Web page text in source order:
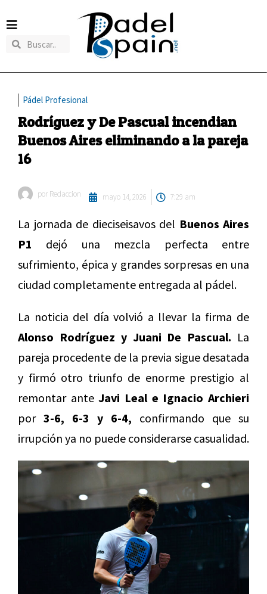
Pádel Profesional
Rodríguez y De Pascual incendian
Buenos Aires eliminando a la pareja
16
por Redaccion mayo 14, 2026 7:29 am
La jornada de dieciseisavos del Buenos Aires
P1 dejó una mezcla perfecta entre
sufrimiento, épica y grandes sorpresas en una
ciudad completamente entregada al pádel.
La noticia del día volvió a llevar la firma de
Alonso Rodríguez y Juani De Pascual. La
pareja procedente de la previa sigue desatada
y firmó otro triunfo de enorme prestigio al
remontar anteJavi Leal e Ignacio Archieri
por 3-6, 6-3 y 6-4, confirmando que su
irrupción ya no puede considerarse casualidad.